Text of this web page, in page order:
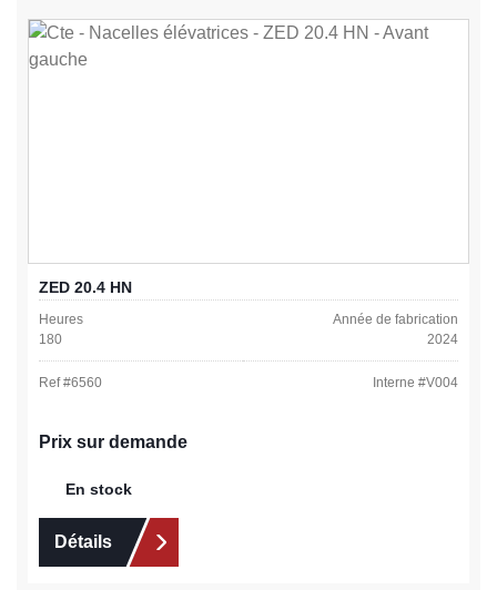
ZED 20.4 HN
Heures
180
Année de fabrication
2024
Ref #6560 Interne #V004
Prix sur demande
En stock
Détails